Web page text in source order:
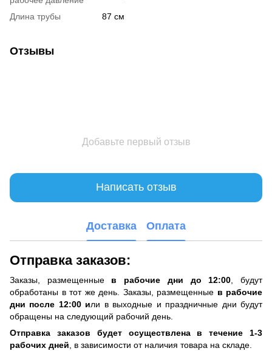
Длина трубы 87 см
Отзывы
Добавьте первый отзыв
Написать отзыв
Доставка Оплата
Отправка заказов:
Заказы, размещенные в рабочие дни до 12:00 , будут
обработаны в тот же день. Заказы, размещенные в рабочие
дни после 12:00 или в выходные и праздничные дни будут
обращены на следующий рабочий день.
Отправка заказов будет осуществлена ​​в течение 1-3
рабочих дней , в зависимости от наличия товара на складе.